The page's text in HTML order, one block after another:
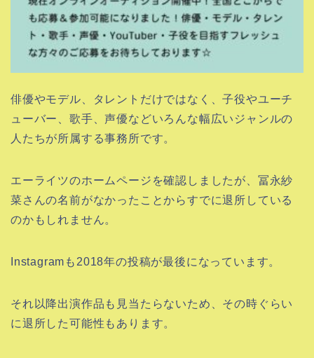
俳優やモデル、タレントだけではなく、子役やユーチ
ューバー、歌手、声優などいろんな幅広いジャンルの
人たちが所属する事務所です。
エーライツのホームページを確認しましたが、冨永紗
菜さんの名前がなかったことからすでに退所している
のかもしれません。
Instagramも2018年の投稿が最後になっています。
それ以降出演作品も見当たらないため、その時ぐらい
に退所した可能性もあります。